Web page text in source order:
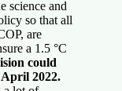
science and
so that all
are
a 1.5 °C
could
2022.